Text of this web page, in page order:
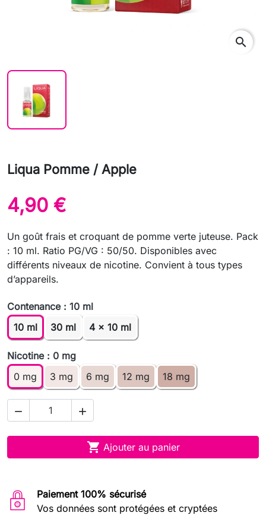
search
Liqua Pomme / Apple
4,90 €
Un goût frais et croquant de pomme verte juteuse. Pack
: 10 ml. Ratio PG/VG : 50/50. Disponibles avec
différents niveaux de nicotine. Convient à tous types
d’appareils.
Contenance : 10 ml
10 ml
30 ml 4 x 10 ml
Nicotine : 0 mg
0 mg
3 mg 6 mg 12 mg 18 mg
 
 Ajouter au panier
Paiement 100% sécurisé
Vos données sont protégées et cryptées